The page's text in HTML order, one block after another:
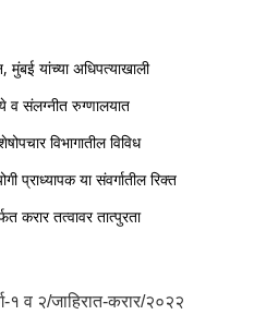
यांच्या अधिपत्याखाली
व संलग्नीत रुग्णालयात
विभागातील विविध
प्राध्यापक या संवर्गातील रिक्त
करार तत्वावर तात्पुरता
व २/जाहिरात-करार/२०२२